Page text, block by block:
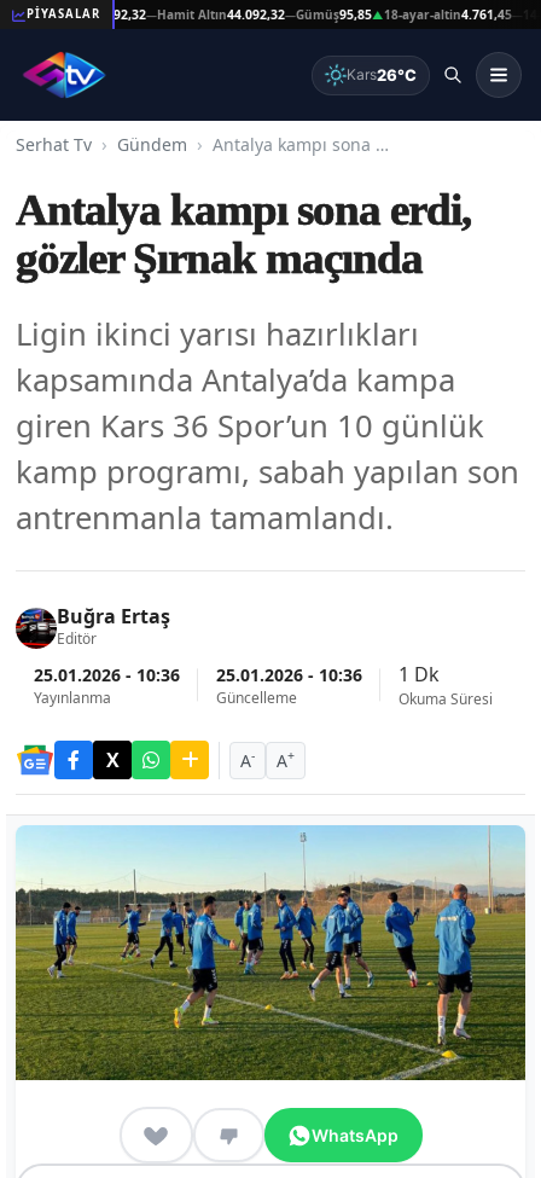
PİYASALAR
Altın44.092,32—Hamit Altın44.092,32—Gümüş95,85▲18-ayar-altin4.761,45—14-
Kars26°C
Serhat Tv Gündem Antalya kampı sona erdi, gözler Şırnak maçında
Antalya kampı sona erdi,
gözler Şırnak maçında
Ligin ikinci yarısı hazırlıkları
kapsamında Antalya’da kampa
giren Kars 36 Spor’un 10 günlük
kamp programı, sabah yapılan son
antrenmanla tamamlandı.
Buğra Ertaş
Editör
25.01.2026 - 10:36
Yayınlanma
25.01.2026 - 10:36
Güncelleme
1 Dk
Okuma Süresi
A- A+
WhatsApp